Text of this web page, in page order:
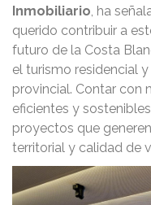
Inmobiliario, ha
querido contribuir a
futuro de la Costa
el turismo residencial
provincial. Contar con
eficientes y
proyectos que
territorial y calidad de